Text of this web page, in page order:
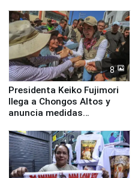
8
Presidenta Keiko Fujimori
llega a Chongos Altos y
anuncia medidas
educación, salud y empleo